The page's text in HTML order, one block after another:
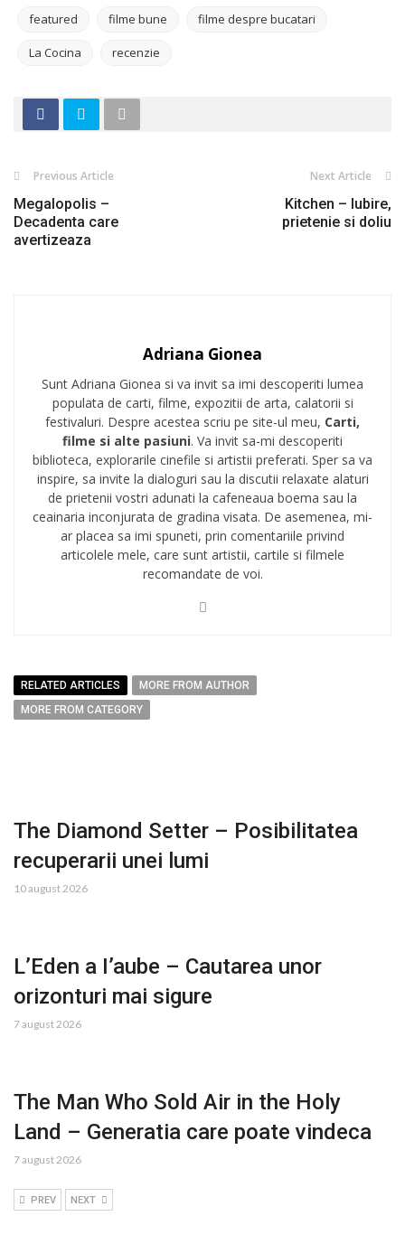
featured filme bune filme despre bucatari
La Cocina recenzie
Previous Article
Megalopolis –
Decadenta care
avertizeaza
Next Article
Kitchen – Iubire,
prietenie si doliu
Adriana Gionea
Sunt Adriana Gionea si va invit sa imi descoperiti lumea
populata de carti, filme, expozitii de arta, calatorii si
festivaluri. Despre acestea scriu pe site-ul meu, Carti,
filme si alte pasiuni. Va invit sa-mi descoperiti
biblioteca, explorarile cinefile si artistii preferati. Sper sa va
inspire, sa invite la dialoguri sau la discutii relaxate alaturi
de prietenii vostri adunati la cafeneaua boema sau la
ceainaria inconjurata de gradina visata. De asemenea, mi-
ar placea sa imi spuneti, prin comentariile privind
articolele mele, care sunt artistii, cartile si filmele
recomandate de voi.
RELATED ARTICLES
MORE FROM AUTHOR
MORE FROM CATEGORY
The Diamond Setter – Posibilitatea
recuperarii unei lumi
10 august 2026
L’Eden a I’aube – Cautarea unor
orizonturi mai sigure
7 august 2026
The Man Who Sold Air in the Holy
Land – Generatia care poate vindeca
7 august 2026
PREV NEXT